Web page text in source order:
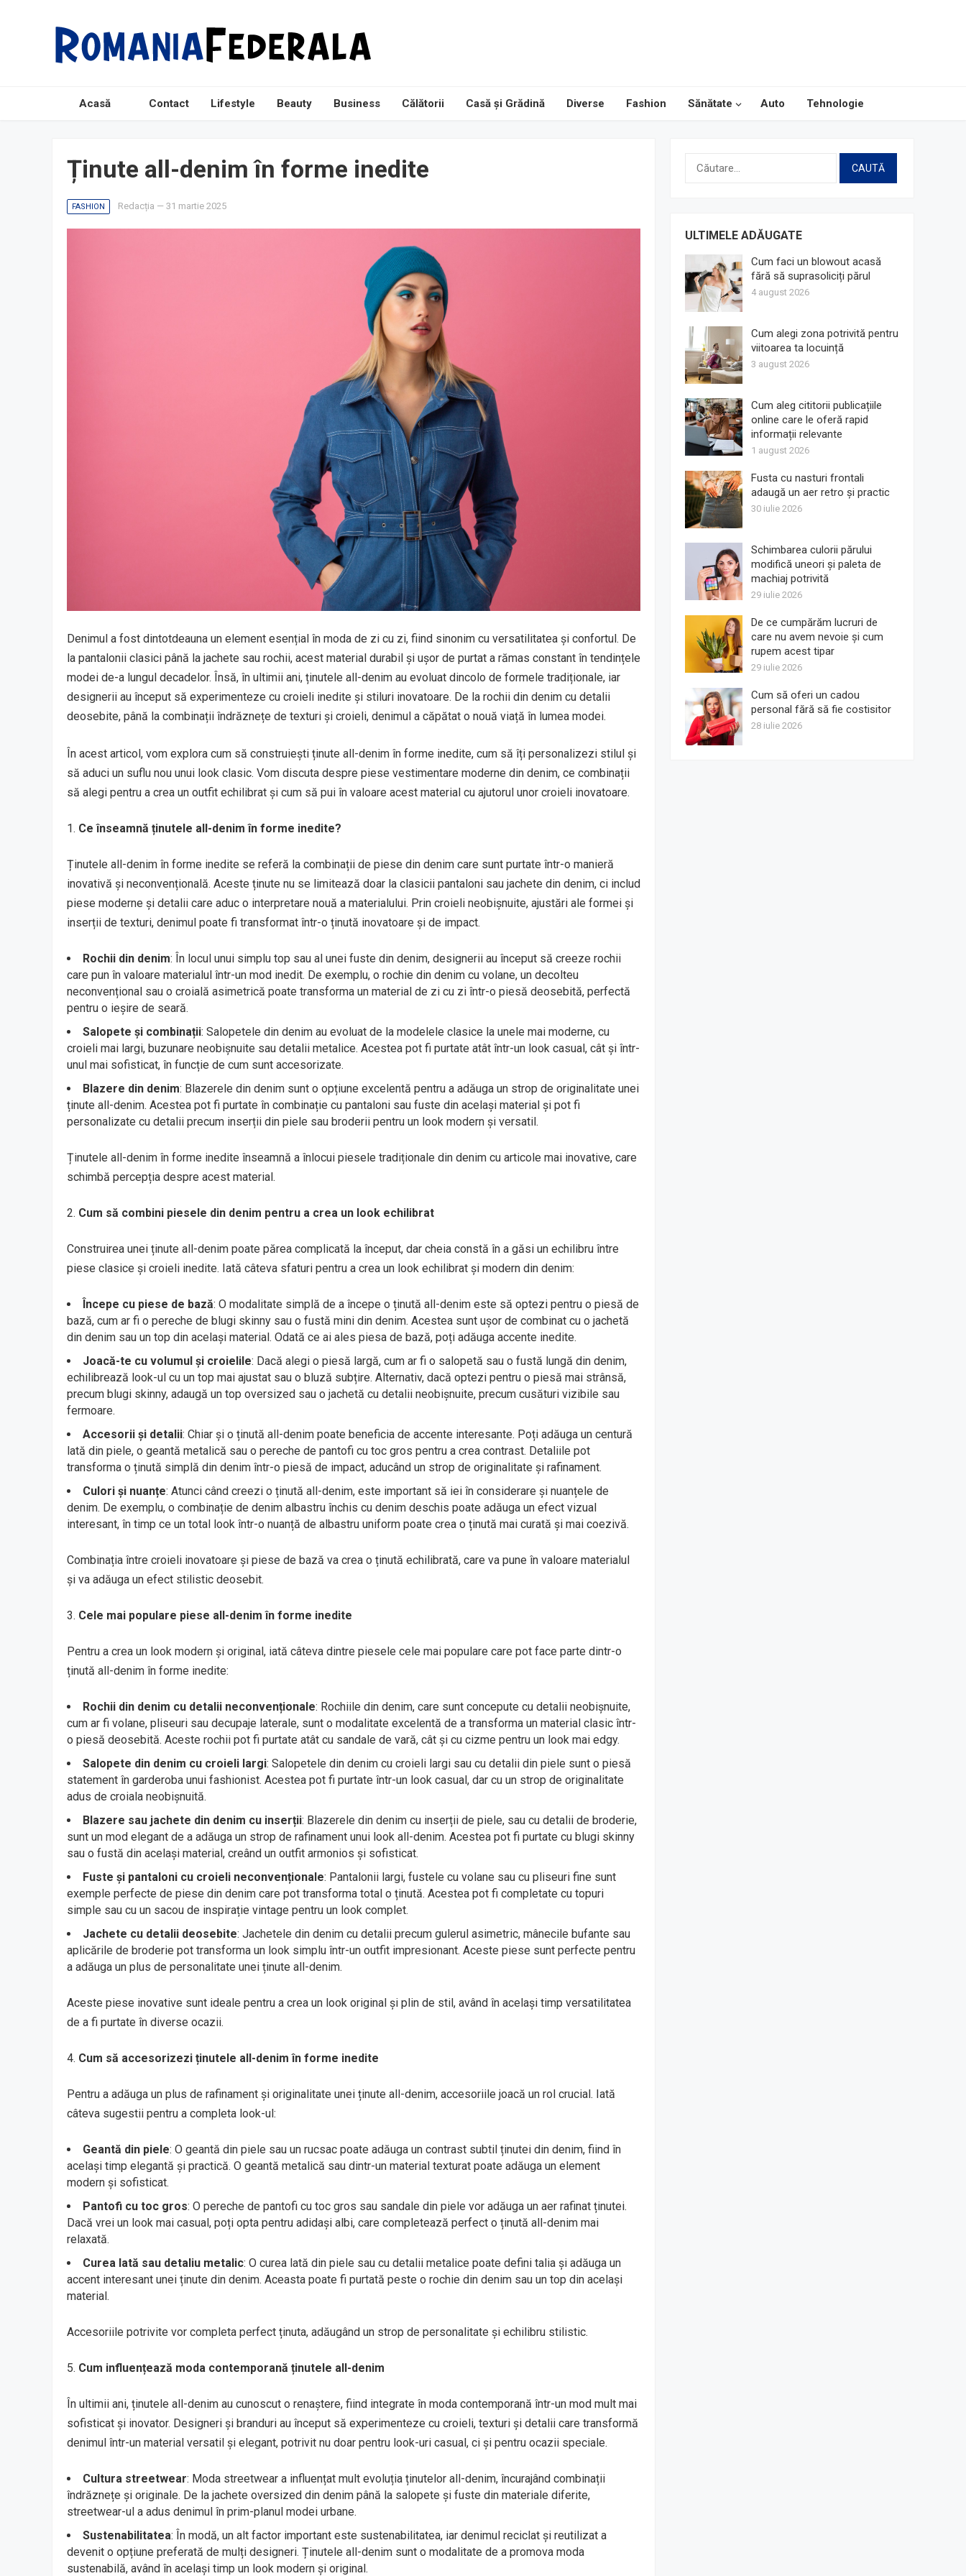
Acasă Contact Lifestyle Beauty Business Călătorii Casă și Grădină Diverse Fashion Sănătate Auto Tehnologie
Ținute all-denim în forme inedite
FASHION Redacția — 31 martie 2025
Denimul a fost dintotdeauna un element esențial în moda de zi cu zi, fiind sinonim cu versatilitatea și confortul. De
la pantalonii clasici până la jachete sau rochii, acest material durabil și ușor de purtat a rămas constant în tendințele
modei de-a lungul decadelor. Însă, în ultimii ani, ținutele all-denim au evoluat dincolo de formele tradiționale, iar
designerii au început să experimenteze cu croieli inedite și stiluri inovatoare. De la rochii din denim cu detalii
deosebite, până la combinații îndrăznețe de texturi și croieli, denimul a căpătat o nouă viață în lumea modei.
În acest articol, vom explora cum să construiești ținute all-denim în forme inedite, cum să îți personalizezi stilul și
să aduci un suflu nou unui look clasic. Vom discuta despre piese vestimentare moderne din denim, ce combinații
să alegi pentru a crea un outfit echilibrat și cum să pui în valoare acest material cu ajutorul unor croieli inovatoare.
Ce înseamnă ținutele all-denim în forme inedite?
Ținutele all-denim în forme inedite se referă la combinații de piese din denim care sunt purtate într-o manieră
inovativă și neconvențională. Aceste ținute nu se limitează doar la clasicii pantaloni sau jachete din denim, ci includ
piese moderne și detalii care aduc o interpretare nouă a materialului. Prin croieli neobișnuite, ajustări ale formei și
inserții de texturi, denimul poate fi transformat într-o ținută inovatoare și de impact.
Rochii din denim: În locul unui simplu top sau al unei fuste din denim, designerii au început să creeze rochii
care pun în valoare materialul într-un mod inedit. De exemplu, o rochie din denim cu volane, un decolteu
neconvențional sau o croială asimetrică poate transforma un material de zi cu zi într-o piesă deosebită, perfectă
pentru o ieșire de seară.
Salopete și combinații: Salopetele din denim au evoluat de la modelele clasice la unele mai moderne, cu
croieli mai largi, buzunare neobișnuite sau detalii metalice. Acestea pot fi purtate atât într-un look casual, cât și într-
unul mai sofisticat, în funcție de cum sunt accesorizate.
Blazere din denim: Blazerele din denim sunt o opțiune excelentă pentru a adăuga un strop de originalitate unei
ținute all-denim. Acestea pot fi purtate în combinație cu pantaloni sau fuste din același material și pot fi
personalizate cu detalii precum inserții din piele sau broderii pentru un look modern și versatil.
Ținutele all-denim în forme inedite înseamnă a înlocui piesele tradiționale din denim cu articole mai inovative, care
schimbă percepția despre acest material.
Cum să combini piesele din denim pentru a crea un look echilibrat
Construirea unei ținute all-denim poate părea complicată la început, dar cheia constă în a găsi un echilibru între
piese clasice și croieli inedite. Iată câteva sfaturi pentru a crea un look echilibrat și modern din denim:
Începe cu piese de bază: O modalitate simplă de a începe o ținută all-denim este să optezi pentru o piesă de
bază, cum ar fi o pereche de blugi skinny sau o fustă mini din denim. Acestea sunt ușor de combinat cu o jachetă
din denim sau un top din același material. Odată ce ai ales piesa de bază, poți adăuga accente inedite.
Joacă-te cu volumul și croielile: Dacă alegi o piesă largă, cum ar fi o salopetă sau o fustă lungă din denim,
echilibrează look-ul cu un top mai ajustat sau o bluză subțire. Alternativ, dacă optezi pentru o piesă mai strânsă,
precum blugi skinny, adaugă un top oversized sau o jachetă cu detalii neobișnuite, precum cusături vizibile sau
fermoare.
Accesorii și detalii: Chiar și o ținută all-denim poate beneficia de accente interesante. Poți adăuga un centură
lată din piele, o geantă metalică sau o pereche de pantofi cu toc gros pentru a crea contrast. Detaliile pot
transforma o ținută simplă din denim într-o piesă de impact, aducând un strop de originalitate și rafinament.
Culori și nuanțe: Atunci când creezi o ținută all-denim, este important să iei în considerare și nuanțele de
denim. De exemplu, o combinație de denim albastru închis cu denim deschis poate adăuga un efect vizual
interesant, în timp ce un total look într-o nuanță de albastru uniform poate crea o ținută mai curată și mai coezivă.
Combinația între croieli inovatoare și piese de bază va crea o ținută echilibrată, care va pune în valoare materialul
și va adăuga un efect stilistic deosebit.
Cele mai populare piese all-denim în forme inedite
Pentru a crea un look modern și original, iată câteva dintre piesele cele mai populare care pot face parte dintr-o
ținută all-denim în forme inedite:
Rochii din denim cu detalii neconvenționale: Rochiile din denim, care sunt concepute cu detalii neobișnuite,
cum ar fi volane, pliseuri sau decupaje laterale, sunt o modalitate excelentă de a transforma un material clasic într-
o piesă deosebită. Aceste rochii pot fi purtate atât cu sandale de vară, cât și cu cizme pentru un look mai edgy.
Salopete din denim cu croieli largi: Salopetele din denim cu croieli largi sau cu detalii din piele sunt o piesă
statement în garderoba unui fashionist. Acestea pot fi purtate într-un look casual, dar cu un strop de originalitate
adus de croiala neobișnuită.
Blazere sau jachete din denim cu inserții: Blazerele din denim cu inserții de piele, sau cu detalii de broderie,
sunt un mod elegant de a adăuga un strop de rafinament unui look all-denim. Acestea pot fi purtate cu blugi skinny
sau o fustă din același material, creând un outfit armonios și sofisticat.
Fuste și pantaloni cu croieli neconvenționale: Pantalonii largi, fustele cu volane sau cu pliseuri fine sunt
exemple perfecte de piese din denim care pot transforma total o ținută. Acestea pot fi completate cu topuri
simple sau cu un sacou de inspirație vintage pentru un look complet.
Jachete cu detalii deosebite: Jachetele din denim cu detalii precum gulerul asimetric, mânecile bufante sau
aplicările de broderie pot transforma un look simplu într-un outfit impresionant. Aceste piese sunt perfecte pentru
a adăuga un plus de personalitate unei ținute all-denim.
Aceste piese inovative sunt ideale pentru a crea un look original și plin de stil, având în același timp versatilitatea
de a fi purtate în diverse ocazii.
Cum să accesorizezi ținutele all-denim în forme inedite
Pentru a adăuga un plus de rafinament și originalitate unei ținute all-denim, accesoriile joacă un rol crucial. Iată
câteva sugestii pentru a completa look-ul:
Geantă din piele: O geantă din piele sau un rucsac poate adăuga un contrast subtil ținutei din denim, fiind în
același timp elegantă și practică. O geantă metalică sau dintr-un material texturat poate adăuga un element
modern și sofisticat.
Pantofi cu toc gros: O pereche de pantofi cu toc gros sau sandale din piele vor adăuga un aer rafinat ținutei.
Dacă vrei un look mai casual, poți opta pentru adidași albi, care completează perfect o ținută all-denim mai
relaxată.
Curea lată sau detaliu metalic: O curea lată din piele sau cu detalii metalice poate defini talia și adăuga un
accent interesant unei ținute din denim. Aceasta poate fi purtată peste o rochie din denim sau un top din același
material.
Accesoriile potrivite vor completa perfect ținuta, adăugând un strop de personalitate și echilibru stilistic.
Cum influențează moda contemporană ținutele all-denim
În ultimii ani, ținutele all-denim au cunoscut o renaștere, fiind integrate în moda contemporană într-un mod mult mai
sofisticat și inovator. Designeri și branduri au început să experimenteze cu croieli, texturi și detalii care transformă
denimul într-un material versatil și elegant, potrivit nu doar pentru look-uri casual, ci și pentru ocazii speciale.
Cultura streetwear: Moda streetwear a influențat mult evoluția ținutelor all-denim, încurajând combinații
îndrăznețe și originale. De la jachete oversized din denim până la salopete și fuste din materiale diferite,
streetwear-ul a adus denimul în prim-planul modei urbane.
Sustenabilitatea: În modă, un alt factor important este sustenabilitatea, iar denimul reciclat și reutilizat a
devenit o opțiune preferată de mulți designeri. Ținutele all-denim sunt o modalitate de a promova moda
sustenabilă, având în același timp un look modern și original.
Caută
ULTIMELE ADĂUGATE
Cum faci un blowout acasă
fără să suprasoliciți părul
4 august 2026
Cum alegi zona potrivită pentru
viitoarea ta locuință
3 august 2026
Cum aleg cititorii publicațiile
online care le oferă rapid
informații relevante
1 august 2026
Fusta cu nasturi frontali
adaugă un aer retro și practic
30 iulie 2026
Schimbarea culorii părului
modifică uneori și paleta de
machiaj potrivită
29 iulie 2026
De ce cumpărăm lucruri de
care nu avem nevoie și cum
rupem acest tipar
29 iulie 2026
Cum să oferi un cadou
personal fără să fie costisitor
28 iulie 2026